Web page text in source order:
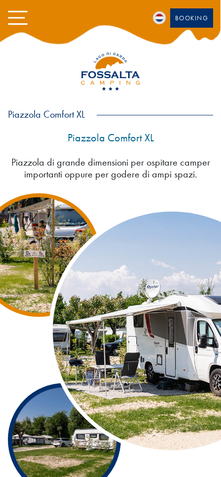
BOOKING
Piazzola Comfort XL
Piazzola Comfort XL
Piazzola di grande dimensioni per ospitare camper
importanti oppure per godere di ampi spazi.